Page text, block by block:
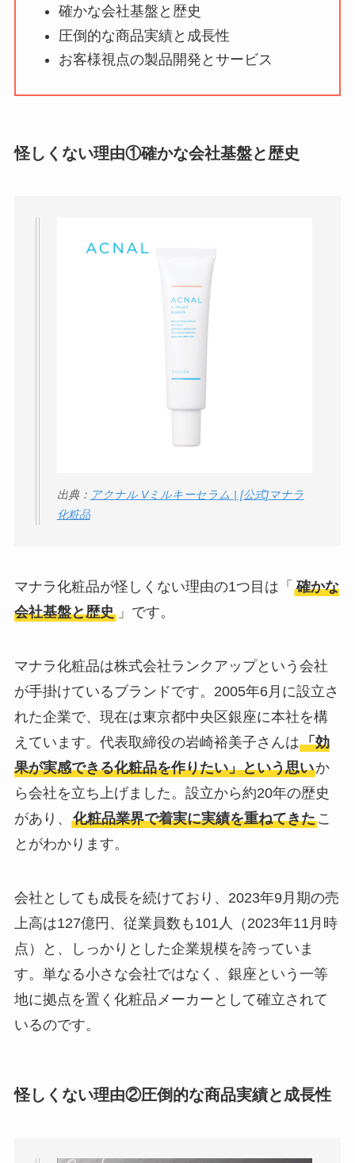
ョンは怪しい？口コ
ミ・評価が正直ヤバ
い って本当？
【怪しい？】株式会
確かな会社基盤と歴史
圧倒的な商品実績と成長性
お客様視点の製品開発とサービス
怪しくない理由①確かな会社基盤と歴史
出典： アクナル Vミルキーセラム | [公式]マナラ
化粧品
マナラ化粧品が怪しくない理由の1つ目は「 確かな
会社基盤と歴史 」です。
マナラ化粧品は株式会社ランクアップという会社
が手掛けているブランドです。2005年6月に設立さ
れた企業で、現在は東京都中央区銀座に本社を構
えています。代表取締役の岩崎裕美子さんは「効
果が実感できる化粧品を作りたい」という思いか
ら会社を立ち上げました。設立から約20年の歴史
があり、 化粧品業界で着実に実績を重ねてきたこ
とがわかります。
会社としても成長を続けており、2023年9月期の売
上高は127億円、従業員数も101人（2023年11月時
点）と、しっかりとした企業規模を誇っていま
す。単なる小さな会社ではなく、銀座という一等
地に拠点を置く化粧品メーカーとして確立されて
いるのです。
怪しくない理由②圧倒的な商品実績と成長性